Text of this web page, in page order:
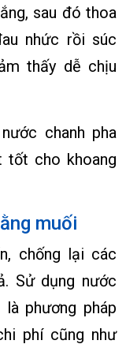
sau đó thoa
nhức rồi súc
thấy dễ chịu
chanh pha
tốt cho khoang
muối
chống lại các
Sử dụng nước
phương pháp
phí cũng như